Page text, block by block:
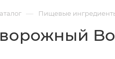
— Пищевые